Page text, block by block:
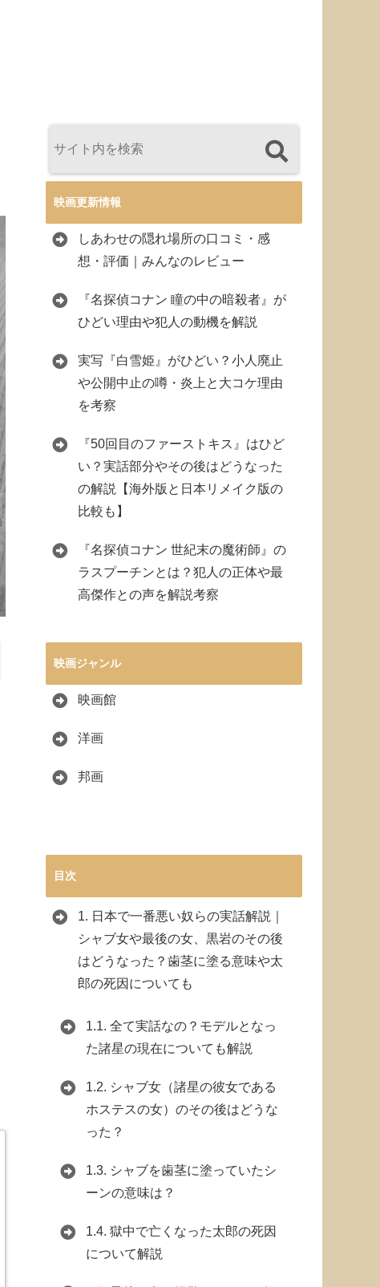
映画更新情報
しあわせの隠れ場所の口コミ・感
想・評価｜みんなのレビュー
『名探偵コナン 瞳の中の暗殺者』が
ひどい理由や犯人の動機を解説
実写『白雪姫』がひどい？小人廃止
や公開中止の噂・炎上と大コケ理由
を考察
『50回目のファーストキス』はひど
い？実話部分やその後はどうなった
の解説【海外版と日本リメイク版の
比較も】
『名探偵コナン 世紀末の魔術師』の
ラスプーチンとは？犯人の正体や最
高傑作との声を解説考察
映画ジャンル
映画館
洋画
邦画
目次
1. 日本で一番悪い奴らの実話解説｜
シャブ女や最後の女、黒岩のその後
はどうなった？歯茎に塗る意味や太
郎の死因についても
1.1. 全て実話なの？モデルとなっ
た諸星の現在についても解説
1.2. シャブ女（諸星の彼女である
ホステスの女）のその後はどうな
った？
1.3. シャブを歯茎に塗っていたシ
ーンの意味は？
1.4. 獄中で亡くなった太郎の死因
について解説